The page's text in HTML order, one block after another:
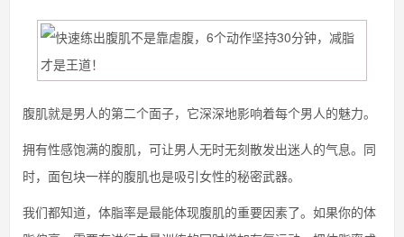
腹肌就是男人的第二个面子，它深深地影响着每个男人的魅力。
拥有性感饱满的腹肌，可让男人无时无刻散发出迷人的气息。同
时，面包块一样的腹肌也是吸引女性的秘密武器。
我们都知道，体脂率是最能体现腹肌的重要因素了。如果你的体